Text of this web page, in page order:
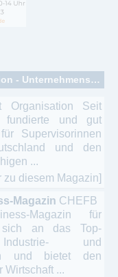
Zeitschriften zum Thema: Organisation - Unternehmensberatung - Wirtschaftsdienste - Erfa
Organisation Seit
fundierte und gut
Supervisorinnen
und den
...
zu diesem Magazin]
Magazin CHEFB
Magazin für
sich an das Top-
und
und bietet den
Wirtschaft ...